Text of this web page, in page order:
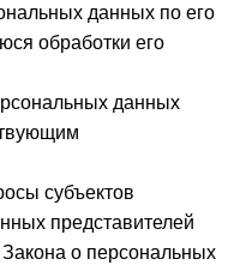
данных по его
обработки его
данных
субъектов
представителей
о персональных